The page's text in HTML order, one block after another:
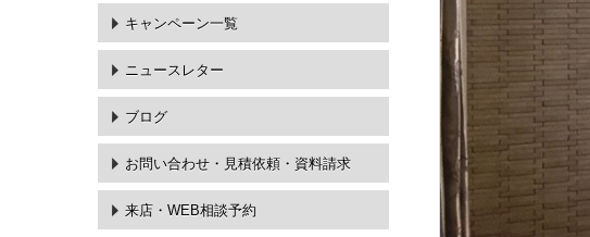
キャンペーン一覧
ニュースレター
ブログ
お問い合わせ・ 見積依頼・資料請求
来店・WEB相談予約